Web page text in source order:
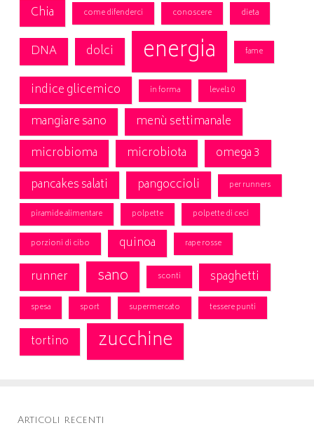
Chia come difenderci conoscere dieta
DNA dolci energia fame
indice glicemico in forma level10
mangiare sano
menù settimanale
microbioma
microbiota
omega 3
pancakes salati
pangoccioli per runners
piramide alimentare polpette polpette di ceci
porzioni di cibo quinoa rape rosse
runner sano sconti spaghetti
spesa sport supermercato tessere punti
tortino zucchine
Articoli recenti